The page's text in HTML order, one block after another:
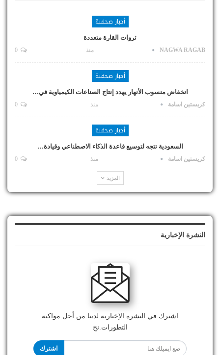
أخبار صحفية
ثروات القارة متعددة
NAGWA RAGAB منذ
أخبار صحفية
انخفاض منسوب الأنهار يهدد إنتاج الصناعات الكيمياوية في…
كريستين اسامة منذ
أخبار صحفية
السعودية تتجه لتوسيع قاعدة الذكاء الاصطناعي وقيادة…
كريستين اسامة منذ
المزيد
النشرة الإخبارية
اشترك في النشرة الإخبارية لدينا من أجل مواكبة
التطورات.نخ
اشترك